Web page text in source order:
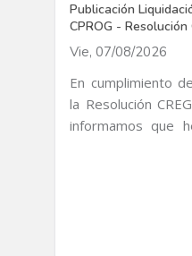
Publicación
CPROG -
Vie, 07/08/2026
En cumplimiento
la Resolución
informamos que